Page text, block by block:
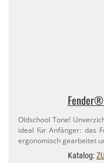
Fender®
Oldschool Tone!
ideal für Anfänger: das
ergonomisch gearbeitet
Katalog: